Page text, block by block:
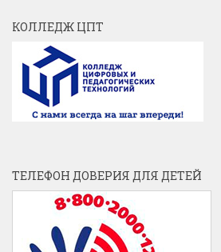
КОЛЛЕДЖ ЦПТ
ТЕЛЕФОН ДОВЕРИЯ ДЛЯ ДЕТЕЙ